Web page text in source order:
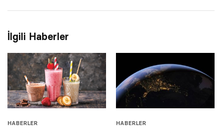
İlgili Haberler
HABERLER HABERLER